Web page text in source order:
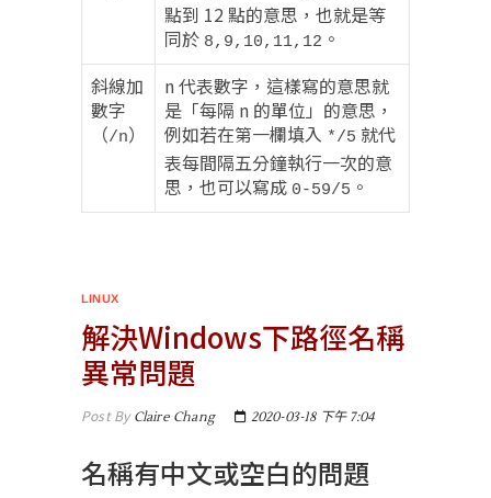
點到 12 點的意思，也就是等
同於 8,9,10,11,12 。
斜線加
數字
（/n）
n 代表數字，這樣寫的意思就
是「每隔 n 的單位」的意思，
例如若在第一欄填入 */5 就代
表每間隔五分鐘執行一次的意
思，也可以寫成 0-59/5 。
LINUX
解決Windows下路徑名稱
異常問題
Post ByClaire Chang 2020-03-18 下午 7:04
名稱有中文或空白的問題